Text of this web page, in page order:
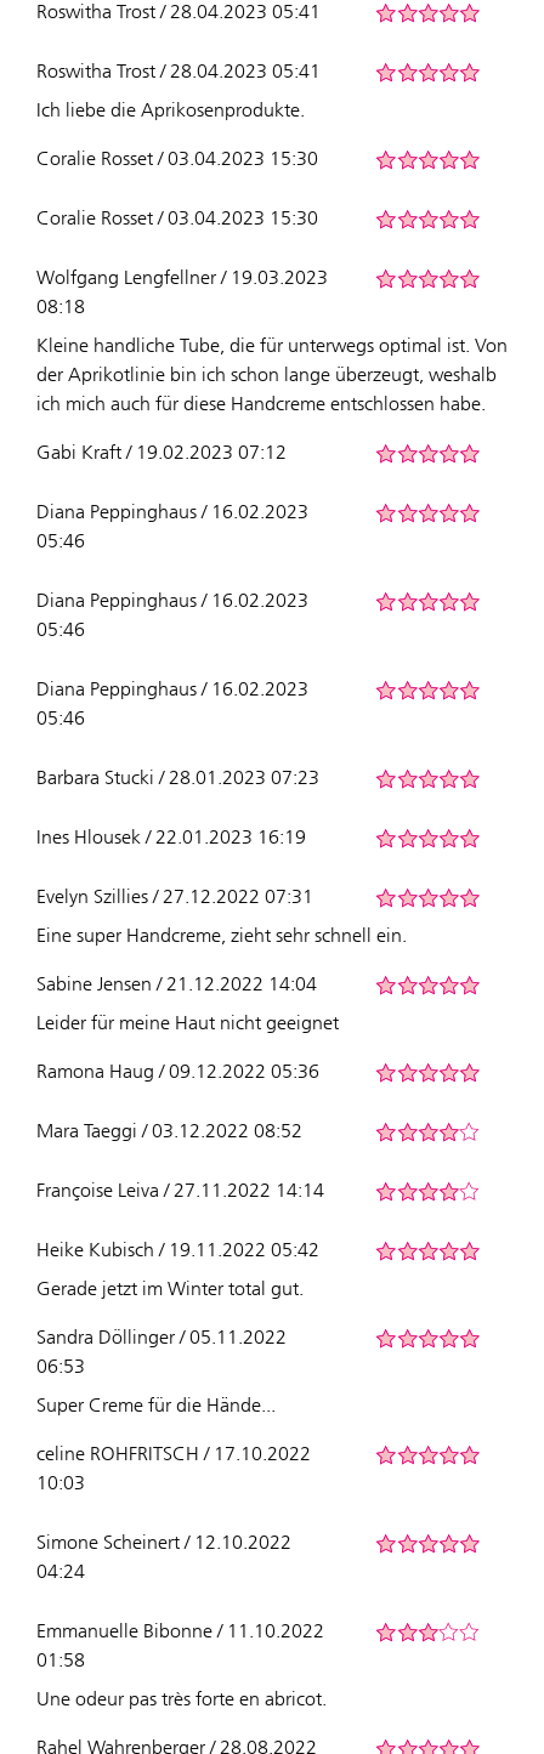
Roswitha Trost / 28.04.2023 05:41
Roswitha Trost / 28.04.2023 05:41
Ich liebe die Aprikosenprodukte.
Coralie Rosset / 03.04.2023 15:30
Coralie Rosset / 03.04.2023 15:30
Wolfgang Lengfellner / 19.03.2023
08:18
Kleine handliche Tube, die für unterwegs optimal ist. Von
der Aprikotlinie bin ich schon lange überzeugt, weshalb
ich mich auch für diese Handcreme entschlossen habe.
Gabi Kraft / 19.02.2023 07:12
Diana Peppinghaus / 16.02.2023
05:46
Diana Peppinghaus / 16.02.2023
05:46
Diana Peppinghaus / 16.02.2023
05:46
Barbara Stucki / 28.01.2023 07:23
Ines Hlousek / 22.01.2023 16:19
Evelyn Szillies / 27.12.2022 07:31
Eine super Handcreme, zieht sehr schnell ein.
Sabine Jensen / 21.12.2022 14:04
Leider für meine Haut nicht geeignet
Ramona Haug / 09.12.2022 05:36
Mara Taeggi / 03.12.2022 08:52
Françoise Leiva / 27.11.2022 14:14
Heike Kubisch / 19.11.2022 05:42
Gerade jetzt im Winter total gut.
Sandra Döllinger / 05.11.2022
06:53
Super Creme für die Hände...
celine ROHFRITSCH / 17.10.2022
10:03
Simone Scheinert / 12.10.2022
04:24
Emmanuelle Bibonne / 11.10.2022
01:58
Une odeur pas très forte en abricot.
Rahel Wahrenberger / 28.08.2022